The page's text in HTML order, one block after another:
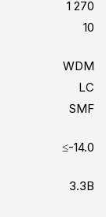
1 270
10
WDM
LC
SMF
≤-14.0
3.3В